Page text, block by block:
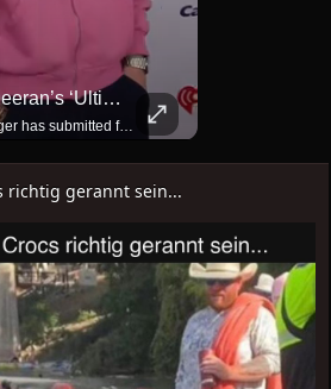
Ed Sheeran’s ‘ultimate Music Hub’ Plan Takes Another Step With Barn Archive Bid
The singer has submitted fresh planning proposals to restore a series of Grade II-listed farm buildings as private archive space, adding to the long-term redevelopment of his Suffolk estate.
richtig gerannt sein...